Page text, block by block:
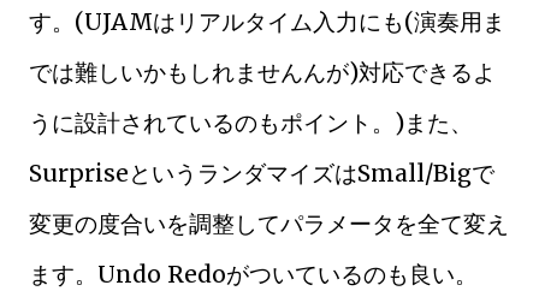
す。(UJAMはリアルタイム入力にも(演奏用ま
では難しいかもしれませんんが)対応できるよ
うに設計されているのもポイント。)また、
SurpriseというランダマイズはSmall/Bigで
変更の度合いを調整してパラメータを全て変え
ます。Undo Redoがついているのも良い。